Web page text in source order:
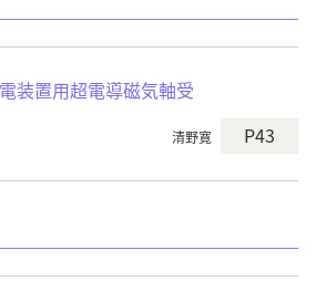
装置用超電導磁気軸受
清野寛 P43